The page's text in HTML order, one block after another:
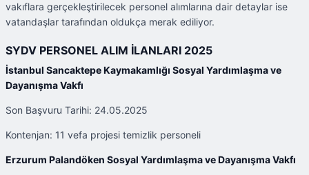
vakıflara gerçekleştirilecek personel alımlarına dair detaylar ise
vatandaşlar tarafından oldukça merak ediliyor.
SYDV PERSONEL ALIM İLANLARI 2025
İstanbul Sancaktepe Kaymakamlığı Sosyal Yardımlaşma ve
Dayanışma Vakfı
Son Başvuru Tarihi: 24.05.2025
Kontenjan: 11 vefa projesi temizlik personeli
Erzurum Palandöken Sosyal Yardımlaşma ve Dayanışma Vakfı